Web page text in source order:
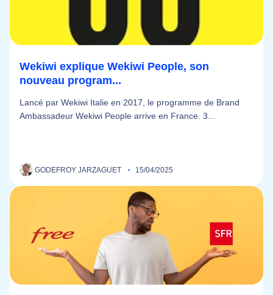
Wekiwi explique Wekiwi People, son
nouveau program...
Lancé par Wekiwi Italie en 2017, le programme de Brand
Ambassadeur Wekiwi People arrive en France. 3...
GODEFROY JARZAGUET 15/04/2025